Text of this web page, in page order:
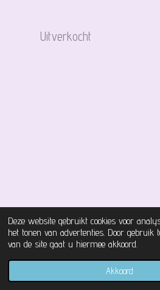
Deze website gebruikt cookies voor
het tonen van advertenties. Door gebruik
van de site gaat u hiermee akkoord.
Akkoord
Uitverkocht